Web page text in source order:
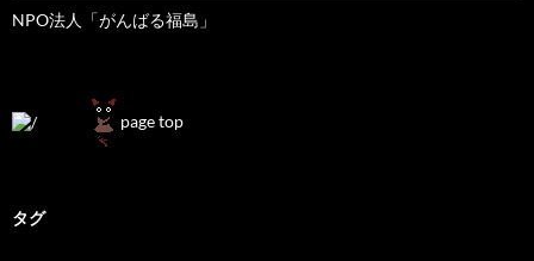
NPO法人「がんばる福島」
page top
タグ